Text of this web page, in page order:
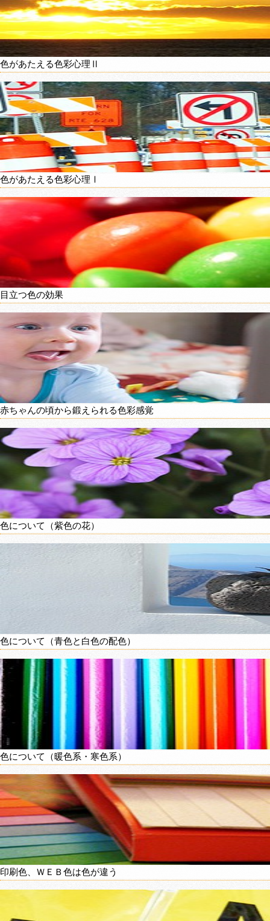
色があたえる色彩心理Ⅱ
色があたえる色彩心理Ⅰ
目立つ色の効果
赤ちゃんの頃から鍛えられる色彩感覚
色について（紫色の花）
色について（青色と白色の配色）
色について（暖色系・寒色系）
印刷色、ＷＥＢ色は色が違う